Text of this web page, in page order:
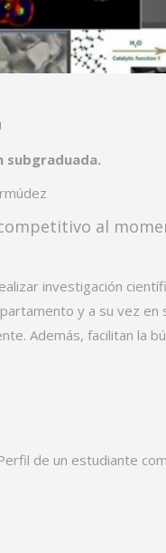
subgraduada.
al
investigación
y a su vez en
Además, facilitan la
de un estudiante